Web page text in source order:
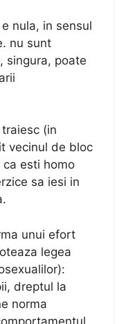
nula, in sensul
nu sunt
singura, poate
(in
vecinul de bloc
esti homo
sa iesi in
unui efort
legea
dreptul la
norma